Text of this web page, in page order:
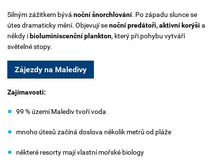
Silným zážitkem bývá noční šnorchlování. Po západu slunce se
útes dramaticky mění. Objevují senoční predátoři, aktivní korýši a
někdy i bioluminiscenční plankton, který při pohybu vytváří
světelné stopy.
Zájezdy na Maledivy
Zajímavosti:
99 % území Malediv tvoří voda
mnoho útesů začíná doslova několik metrů od pláže
některé resorty mají vlastní mořské biology